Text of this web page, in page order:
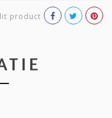
product